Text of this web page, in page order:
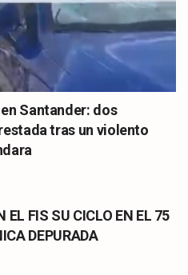
Santander: dos
tras un violento
EL FIS SU CICLO EN EL 75
DEPURADA